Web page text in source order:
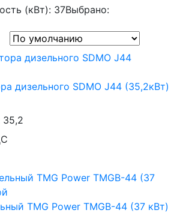
(кВт): 37Выбрано:
дизельного SDMO J44 (35,2кВт)
35,2
TMG Power TMGB-44 (37 кВт)